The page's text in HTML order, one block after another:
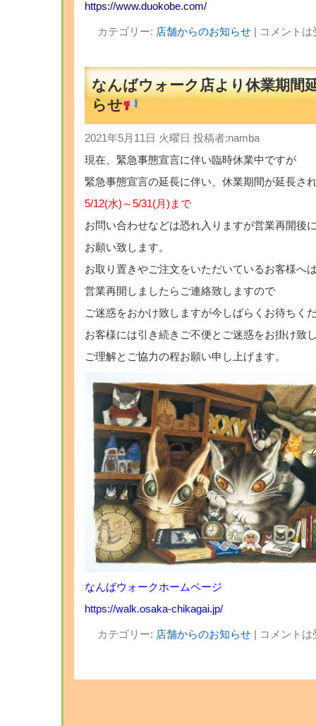
https://www.duokobe.com/
カテゴリー: 店舗からのお知らせ| コメント
なんばウォーク店より休業期間
らせ
2021年5月11日 火曜日 投稿者:namba
現在、緊急事態宣言に伴い臨時休業中ですが
緊急事態宣言の延長に伴い、休業期間が延長さ
5/12(水)～5/31(月)まで
お問い合わせなどは恐れ入りますが営業再開後
お願い致します。
お取り置きやご注文をいただいているお客様へ
営業再開しましたらご連絡致しますので
ご迷惑をおかけ致しますが今しばらくお待ちく
お客様には引き続きご不便とご迷惑をお掛け致
ご理解とご協力の程お願い申し上げます。
なんばウォークホームページ
https://walk.osaka-chikagai.jp/
カテゴリー: 店舗からのお知らせ| コメント